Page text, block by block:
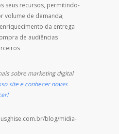
seus recursos, permitindo-
volume de demanda;
da entrega
de audiências
sobre marketing digital
site e conhecer novas
blog/midia-